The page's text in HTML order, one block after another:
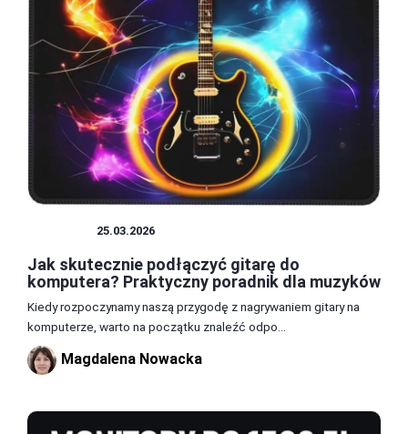
25.03.2026
Jak skutecznie podłączyć gitarę do
komputera? Praktyczny poradnik dla muzyków
Kiedy rozpoczynamy naszą przygodę z nagrywaniem gitary na
komputerze, warto na początku znaleźć odpo...
Magdalena Nowacka